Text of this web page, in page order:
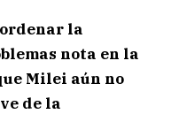
la
nota en la
Milei aún no
de la